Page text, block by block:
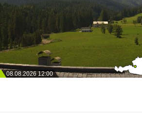
08.08.2026 12:00